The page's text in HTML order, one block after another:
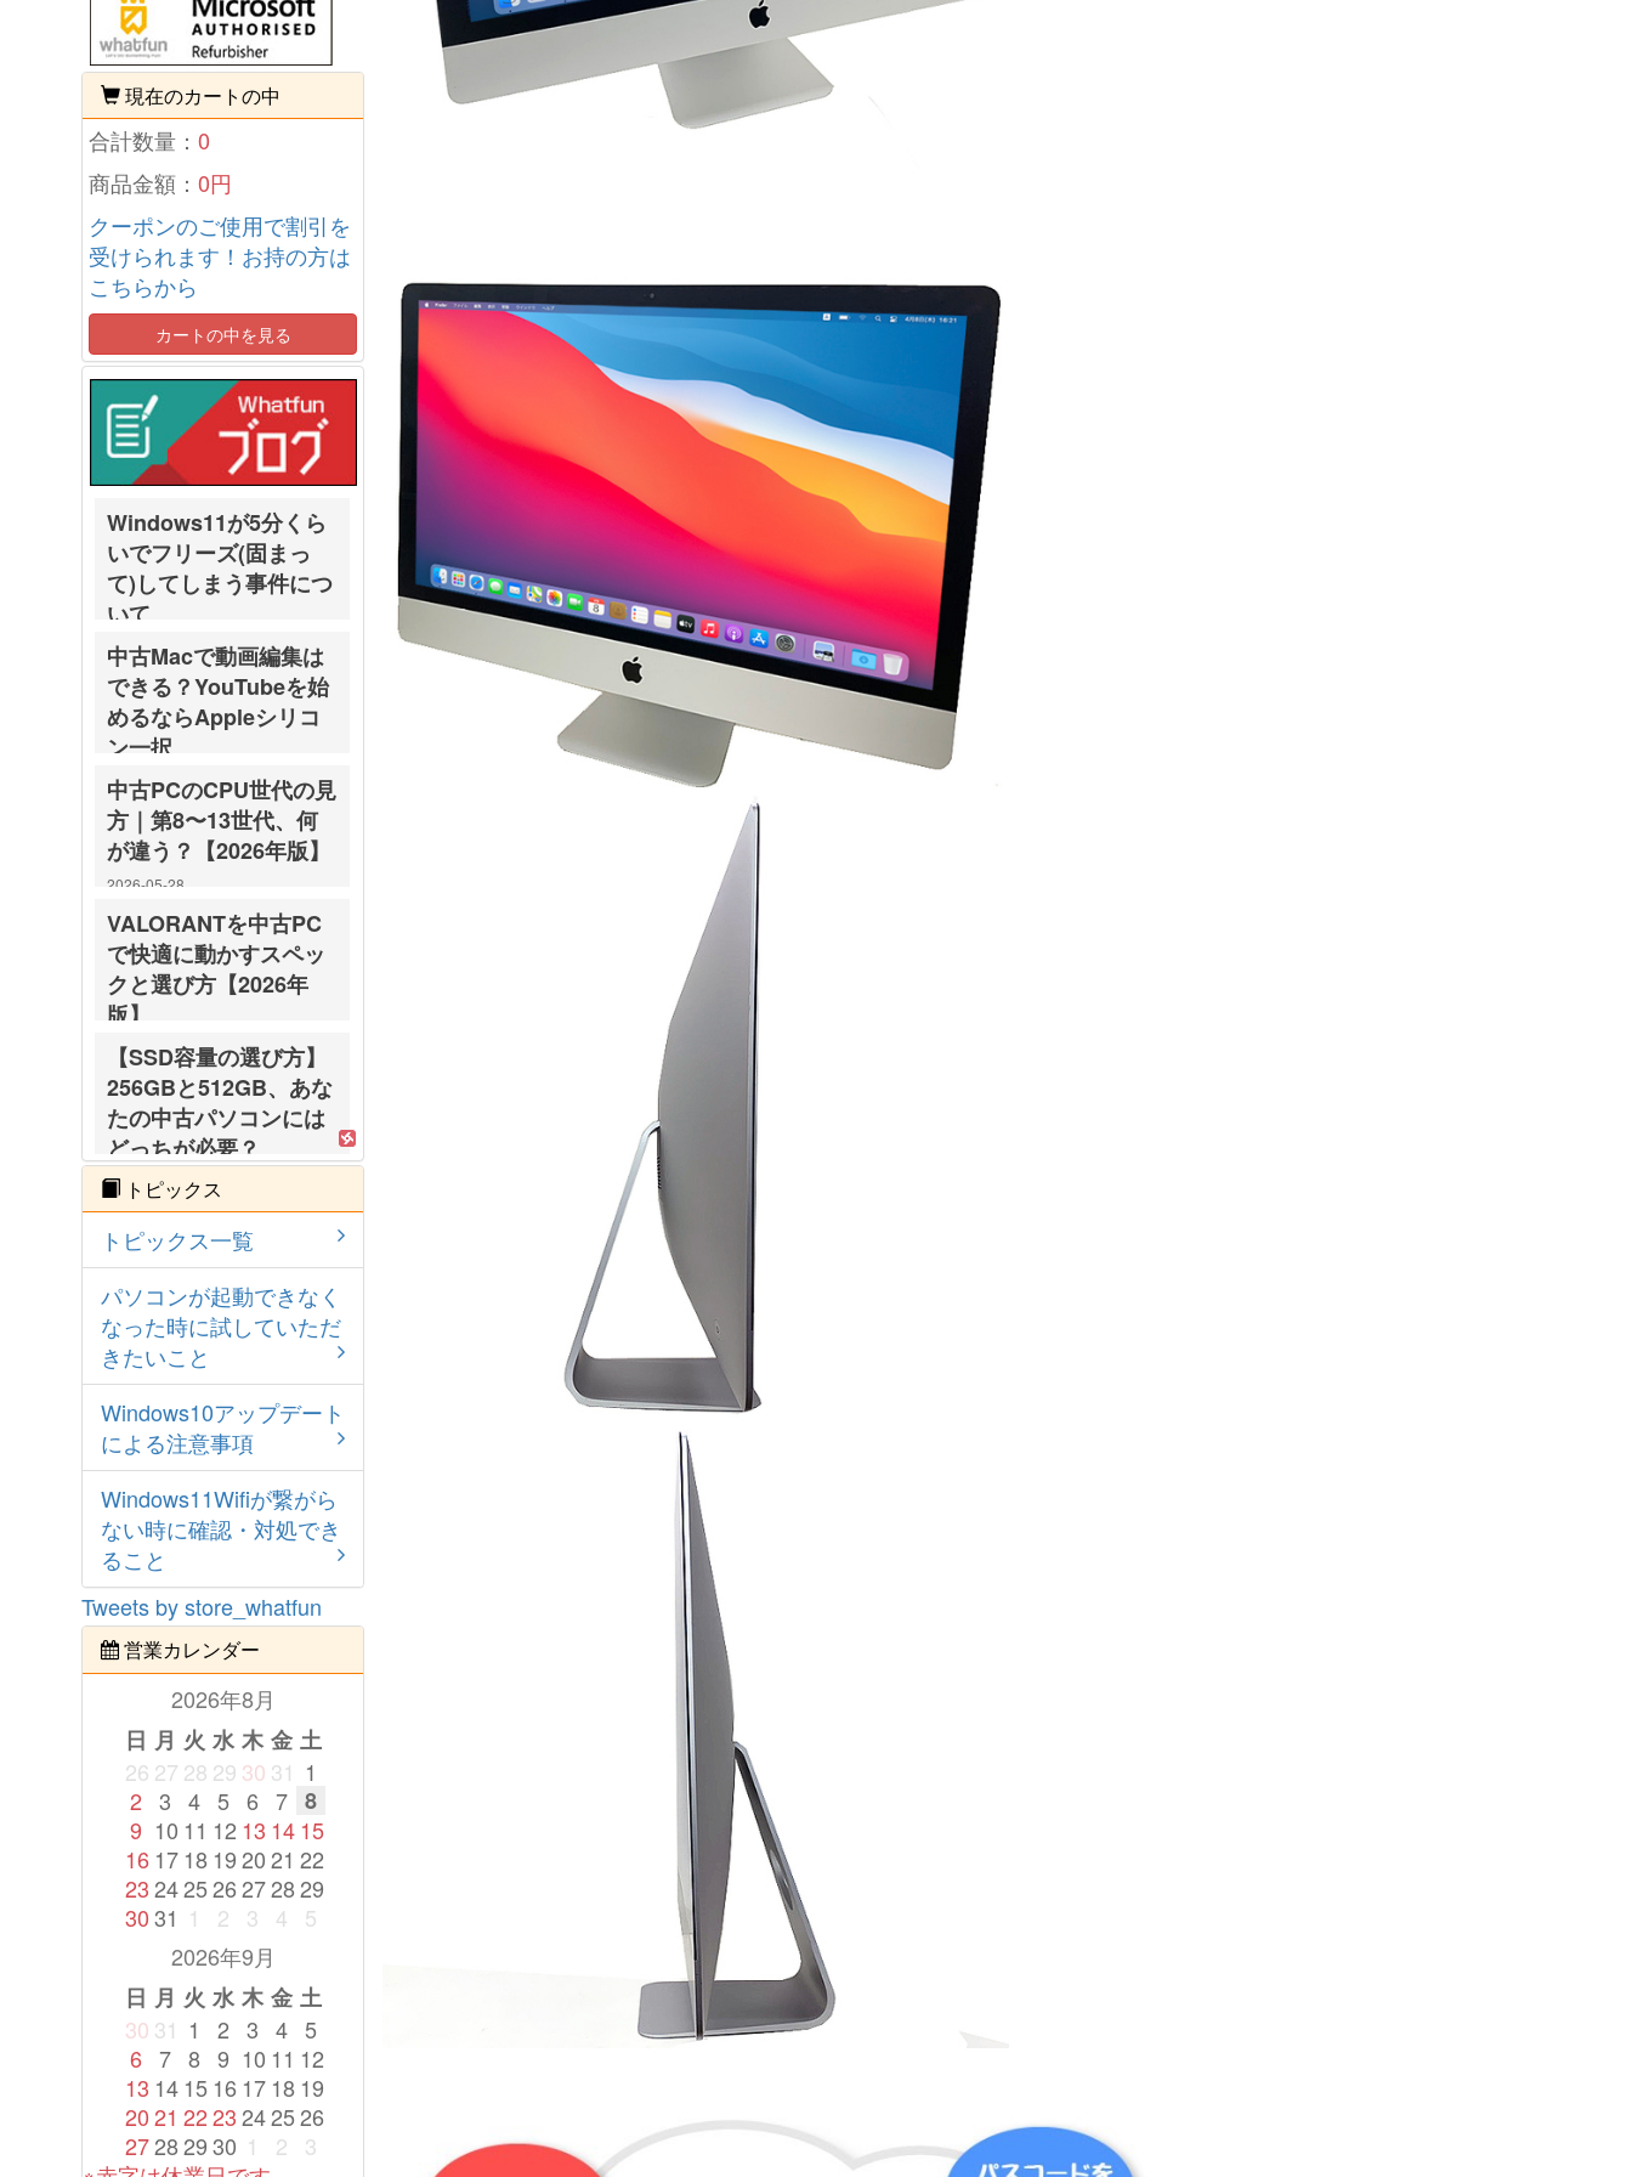
現在のカートの中
合計数量： 0
商品金額： 0円
クーポンのご使用で割引を
受けられます！お持の方は
こちらから
カートの中を見る
Windows11が5分くら
いでフリーズ(固まっ
て)してしまう事件につ
いて
2026-07-11
中古Macで動画編集は
できる？YouTubeを始
めるならAppleシリコ
ン一択
2026-06-22
中古PCのCPU世代の見
方｜第8〜13世代、何
が違う？【2026年版】
2026-05-28
VALORANTを中古PC
で快適に動かすスペッ
クと選び方【2026年
版】
2026-05-21
【SSD容量の選び方】
256GBと512GB、あな
たの中古パソコンには
どっちが必要？
2026-05-15
トピックス
トピックス一覧
パソコンが起動できなく
なった時に試していただ
きたいこと
Windows10アップデート
による注意事項
Windows11Wifiが繋がら
ない時に確認・対処でき
ること
Tweets by store_whatfun
営業カレンダー
2026年8月
日 月 火 水 木 金 土
26 27 28 29 30 31 1
2 3 4 5 6 7 8
9 10 11 12 13 14 15
16 17 18 192021 22
23242526272829
3031 1 2 3 4
5
2026年9月
日 月 火 水 木 金 土
30 31 1 2 3 4 5
6 7 8 9 10 11 12
13 14 15 16 17 18 19
2021 2223242526
27282930 1 2
3